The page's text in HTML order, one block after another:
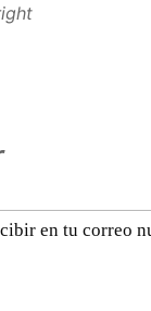
en tu correo